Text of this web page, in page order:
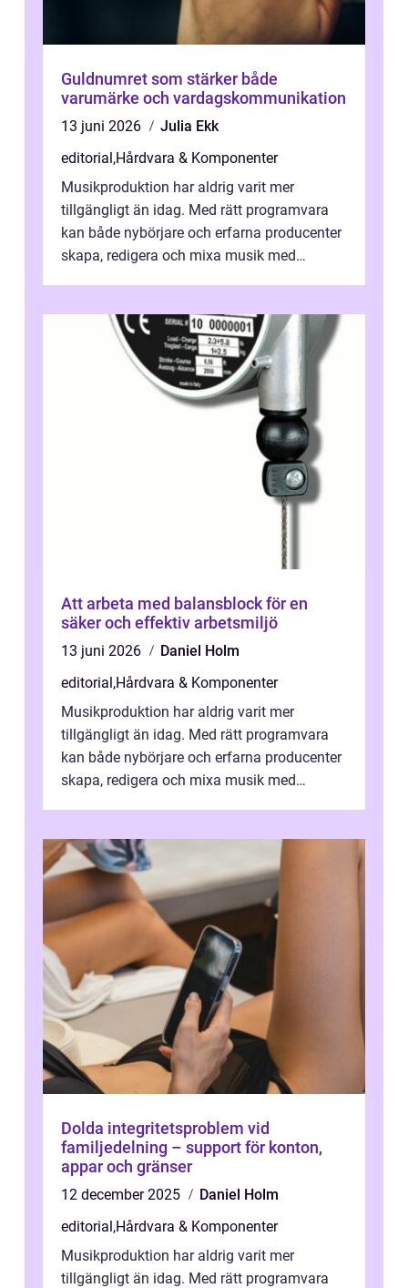
Guldnumret som stärker både
varumärke och vardagskommunikation
13 juni 2026
Julia Ekk
editorial,Hårdvara & Komponenter
Musikproduktion har aldrig varit mer
tillgängligt än idag. Med rätt programvara
kan både nybörjare och erfarna producenter
skapa, redigera och mixa musik med
Att arbeta med balansblock för en
säker och effektiv arbetsmiljö
13 juni 2026
Daniel Holm
editorial,Hårdvara & Komponenter
Musikproduktion har aldrig varit mer
tillgängligt än idag. Med rätt programvara
kan både nybörjare och erfarna producenter
skapa, redigera och mixa musik med
Dolda integritetsproblem vid
familjedelning – support för konton,
appar och gränser
12 december 2025
Daniel Holm
editorial,Hårdvara & Komponenter
Musikproduktion har aldrig varit mer
tillgängligt än idag. Med rätt programvara